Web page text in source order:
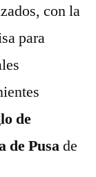
con la
para
de
de Pusade